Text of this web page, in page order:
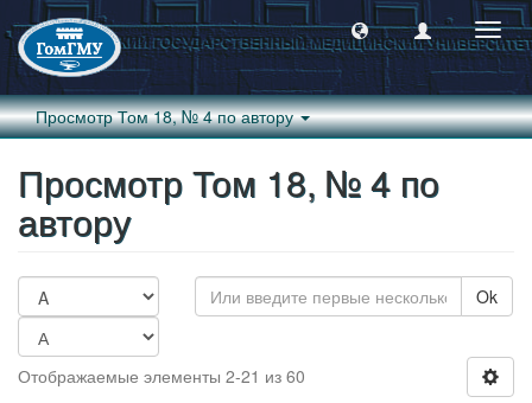
Просмотр Том 18, № 4 по автору
Просмотр Том 18, № 4 по
автору
Ok
Отображаемые элементы 2-21 из 60